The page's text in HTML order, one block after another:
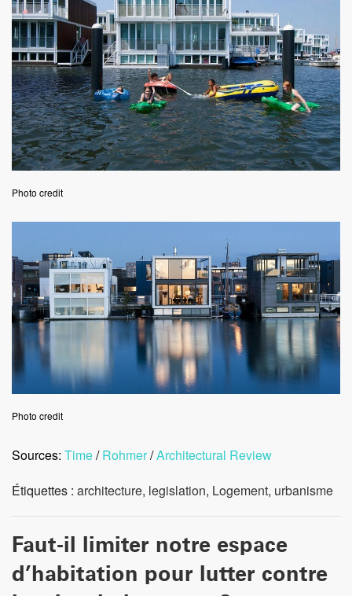
Photo credit
Photo credit
Sources: Time/Rohmer/Architectural Review
Étiquettes : architecture, legislation, Logement, urbanisme
Faut-il limiter notre espace
d’habitation pour lutter contre